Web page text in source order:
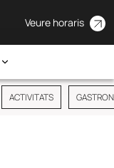
Veure horaris
ACTIVITATS